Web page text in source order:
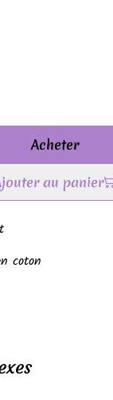
Acheter
au panier
coton